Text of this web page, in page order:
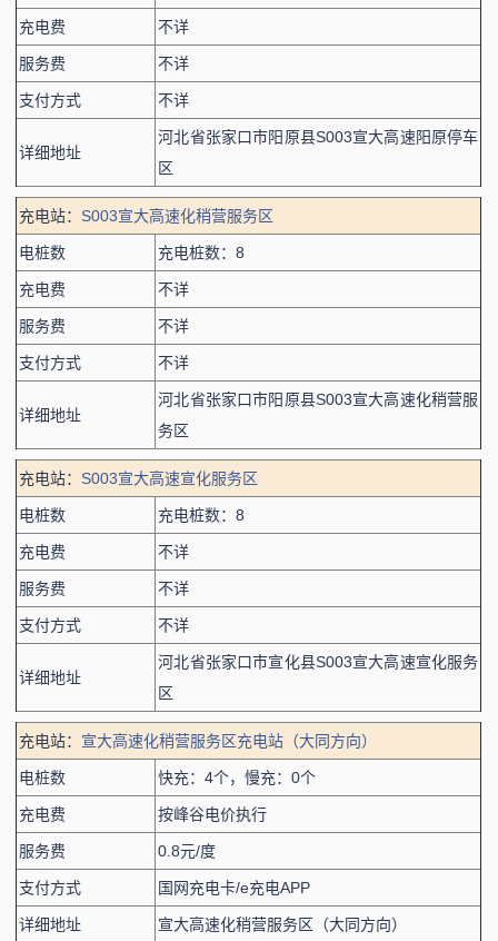
充电费 不详
服务费 不详
支付方式 不详
详细地址
河北省张家口市阳原县S003宣大高速阳原停车
区
充电站： S003宣大高速化稍营服务区
电桩数 充电桩数：8
充电费 不详
服务费 不详
支付方式 不详
详细地址
河北省张家口市阳原县S003宣大高速化稍营服
务区
充电站： S003宣大高速宣化服务区
电桩数 充电桩数：8
充电费 不详
服务费 不详
支付方式 不详
详细地址
河北省张家口市宣化县S003宣大高速宣化服务
区
充电站： 宣大高速化稍营服务区充电站（大同方向）
电桩数 快充：4个，慢充：0个
充电费 按峰谷电价执行
服务费 0.8元/度
支付方式 国网充电卡/e充电APP
详细地址 宣大高速化稍营服务区（大同方向）